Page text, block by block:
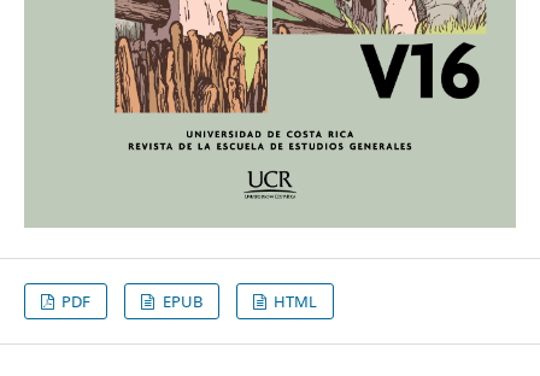
PDF EPUB HTML